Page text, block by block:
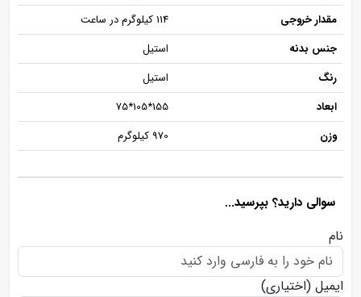
مقدار خروجی
114 کیلوگرم در ساعت
جنس بدنه
استیل
رنگ
استیل
ابعاد
155*105*75
وزن
970 کیلوگرم
سوالی دارید؟ بپرسید...
نام
ایمیل (اختیاری)